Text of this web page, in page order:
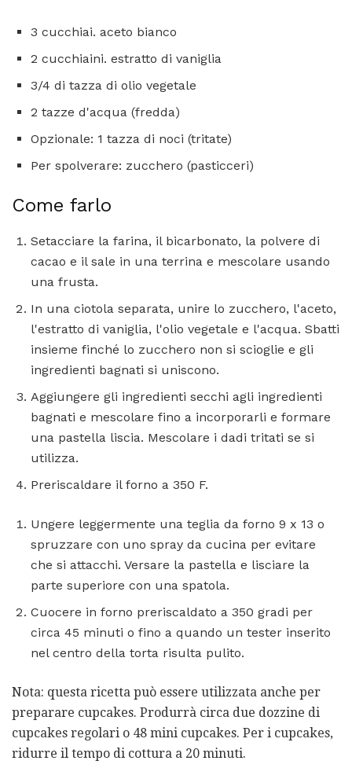
3 cucchiai. aceto bianco
2 cucchiaini. estratto di vaniglia
3/4 di tazza di olio vegetale
2 tazze d'acqua (fredda)
Opzionale: 1 tazza di noci (tritate)
Per spolverare: zucchero (pasticceri)
Come farlo
Setacciare la farina, il bicarbonato, la polvere di
cacao e il sale in una terrina e mescolare usando
una frusta.
In una ciotola separata, unire lo zucchero, l'aceto,
l'estratto di vaniglia, l'olio vegetale e l'acqua. Sbatti
insieme finché lo zucchero non si scioglie e gli
ingredienti bagnati si uniscono.
Aggiungere gli ingredienti secchi agli ingredienti
bagnati e mescolare fino a incorporarli e formare
una pastella liscia. Mescolare i dadi tritati se si
utilizza.
Preriscaldare il forno a 350 F.
Ungere leggermente una teglia da forno 9 x 13 o
spruzzare con uno spray da cucina per evitare
che si attacchi. Versare la pastella e lisciare la
parte superiore con una spatola.
Cuocere in forno preriscaldato a 350 gradi per
circa 45 minuti o fino a quando un tester inserito
nel centro della torta risulta pulito.
Nota: questa ricetta può essere utilizzata anche per
preparare cupcakes. Produrrà circa due dozzine di
cupcakes regolari o 48 mini cupcakes. Per i cupcakes,
ridurre il tempo di cottura a 20 minuti.